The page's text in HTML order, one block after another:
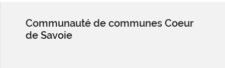
Communauté de communes Coeur
de Savoie